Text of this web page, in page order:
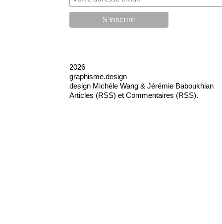
2026
graphisme.design
design Michèle Wang & Jérémie Baboukhian
Articles (RSS) et Commentaires (RSS).